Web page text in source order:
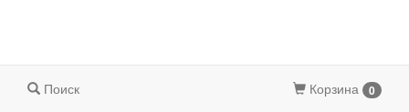
Поиск Корзина 0